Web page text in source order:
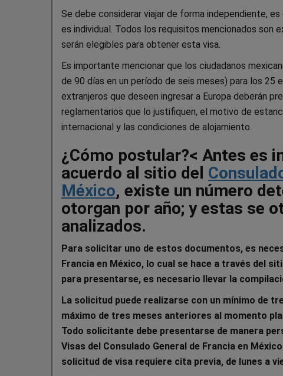
Se debe considerar viajar de forma independiente,
es individual. Todos los requisitos mencionados son
serán elegibles para obtener esta visa.
Es importante mencionar que los ciudadanos
de 90 días en un período de seis meses) para los 25
extranjeros que deseen ingresar a Europa deberán
reglamentarios que lo justifiquen, el motivo de
internacional y las condiciones de alojamiento.
¿Cómo postular?< Antes es
acuerdo al sitio del
México, existe un número
otorgan por año; y estas se
analizados.
Para solicitar uno de estos documentos, es
Francia en México, lo cual se hace a través del
para presentarse, es necesario llevar la
La solicitud puede realizarse con un mínimo de
máximo de tres meses anteriores al momento
Todo solicitante debe presentarse de manera
Visas del Consulado General de Francia en
solicitud de visa requiere cita previa, de lunes a